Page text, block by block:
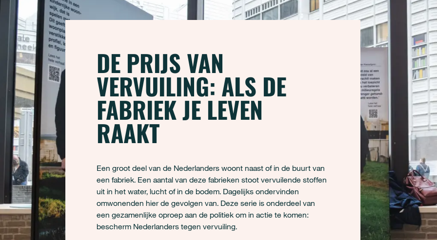
DE PRIJS VAN
VERVUILING: ALS DE
FABRIEK JE LEVEN
RAAKT
Een groot deel van de Nederlanders woont naast of in de buurt van
een fabriek. Een aantal van deze fabrieken stoot vervuilende stoffen
uit in het water, lucht of in de bodem. Dagelijks ondervinden
omwonenden hier de gevolgen van. Deze serie is onderdeel van
een gezamenlijke oproep aan de politiek om in actie te komen:
bescherm Nederlanders tegen vervuiling.